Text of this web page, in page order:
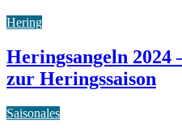
Hering
Heringsangeln
zur Heringssaison
Saisonales